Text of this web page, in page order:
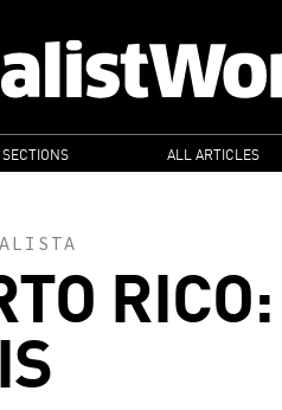
SECTIONS ALL ARTICLES